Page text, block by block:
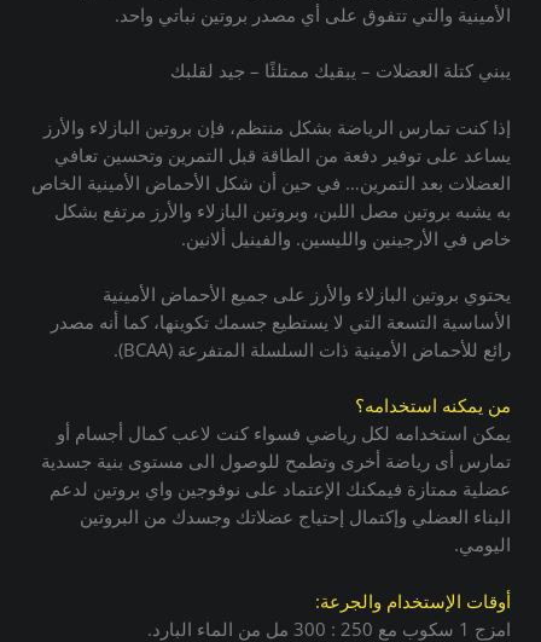
الأمينية والتي تتفوق على أي مصدر بروتين نباتي واحد.
يبني كتلة العضلات – يبقيك ممتلئًا – جيد لقلبك
إذا كنت تمارس الرياضة بشكل منتظم، فإن بروتين البازلاء والأرز
يساعد على توفير دفعة من الطاقة قبل التمرين وتحسين تعافي
العضلات بعد التمرين… في حين أن شكل الأحماض الأمينية الخاص
به يشبه بروتين مصل اللبن، وبروتين البازلاء والأرز مرتفع بشكل
خاص في الأرجينين والليسين. والفينيل ألانين.
يحتوي بروتين البازلاء والأرز على جميع الأحماض الأمينية
الأساسية التسعة التي لا يستطيع جسمك تكوينها، كما أنه مصدر
رائع للأحماض الأمينية ذات السلسلة المتفرعة (BCAA).
من يمكنه استخدامه؟
يمكن استخدامه لكل رياضي فسواء كنت لاعب كمال أجسام أو
تمارس أى رياضة أخرى وتطمح للوصول الى مستوى بنية جسدية
عضلية ممتازة فيمكنك الإعتماد على نوفوجين واي بروتين لدعم
البناء العضلي وإكتمال إحتياج عضلاتك وجسدك من البروتين
اليومي.
أوقات الإستخدام والجرعة:
امزج 1 سكوب مع 250 : 300 مل من الماء البارد.